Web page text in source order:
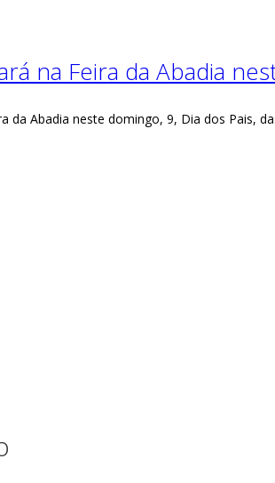
na Feira da Abadia
da Abadia neste domingo, 9, Dia dos Pais,